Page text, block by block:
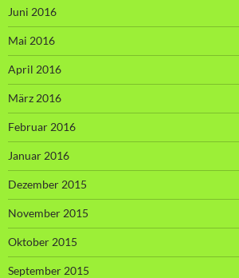
Juni 2016
Mai 2016
April 2016
März 2016
Februar 2016
Januar 2016
Dezember 2015
November 2015
Oktober 2015
September 2015